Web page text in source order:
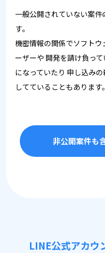
一般公開されていない案
す。
機密情報の関係でソフト
ーザーや 開発を請け負っ
になっていたり 申し込み
してていることもあります。
非公開案件も
LINE公式アカウ